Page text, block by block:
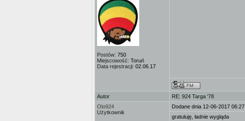
Postów: 750
Miejscowość: Toruń
Data rejestracji: 02.06.17
Autor
RE: 924 Targa '78
Olo924
Użytkownik
Dodane dnia 12-06-2017 06:27
gratuluję, ładnie wygląda